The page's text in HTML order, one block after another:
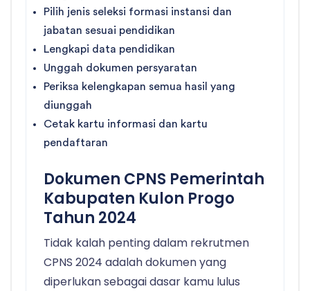
Pilih jenis seleksi formasi instansi dan
jabatan sesuai pendidikan
Lengkapi data pendidikan
Unggah dokumen persyaratan
Periksa kelengkapan semua hasil yang
diunggah
Cetak kartu informasi dan kartu
pendaftaran
Dokumen CPNS Pemerintah
Kabupaten Kulon Progo
Tahun 2024
Tidak kalah penting dalam rekrutmen
CPNS 2024 adalah dokumen yang
diperlukan sebagai dasar kamu lulus